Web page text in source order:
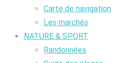
Carte de navigation
Les marchés
NATURE & SPORT
Randonnées